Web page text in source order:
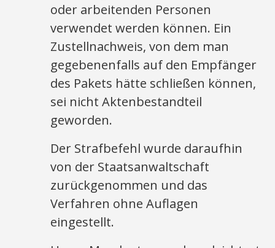
oder arbeitenden Personen
verwendet werden können. Ein
Zustellnachweis, von dem man
gegebenenfalls auf den Empfänger
des Pakets hätte schließen können,
sei nicht Aktenbestandteil
geworden.
Der Strafbefehl wurde daraufhin
von der Staatsanwaltschaft
zurückgenommen und das
Verfahren ohne Auflagen
eingestellt.